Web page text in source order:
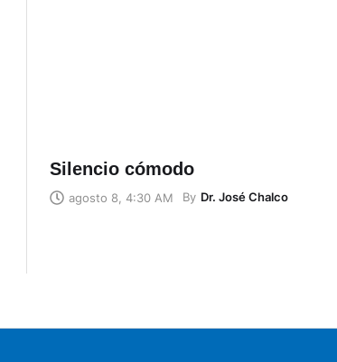
Silencio cómodo
agosto 8, 4:30 AM By Dr. José Chalco